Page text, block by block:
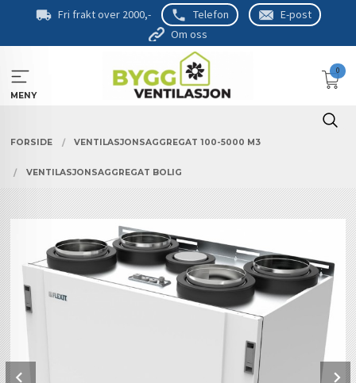
Fri frakt over 2000,- Telefon
E-post
Om oss
MENY
0
FORSIDE VENTILASJONSAGGREGAT 100-5000 M3
VENTILASJONSAGGREGAT BOLIG